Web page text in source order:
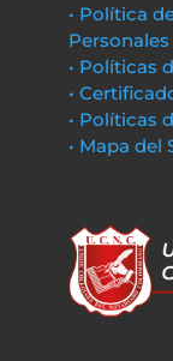
• Política
Personales
• Políticas
•
• Políticas
• Mapa del